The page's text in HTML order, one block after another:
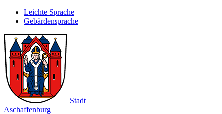
Leichte Sprache
Gebärdensprache
Stadt
Aschaffenburg